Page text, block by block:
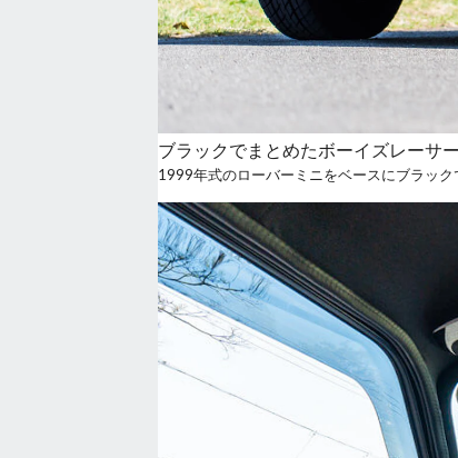
ブラックでまとめたボーイズレーサ
1999年式のローバーミニをベースにブラッ